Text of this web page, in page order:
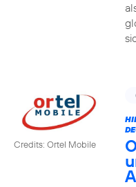
Credits: Ortel Mobile